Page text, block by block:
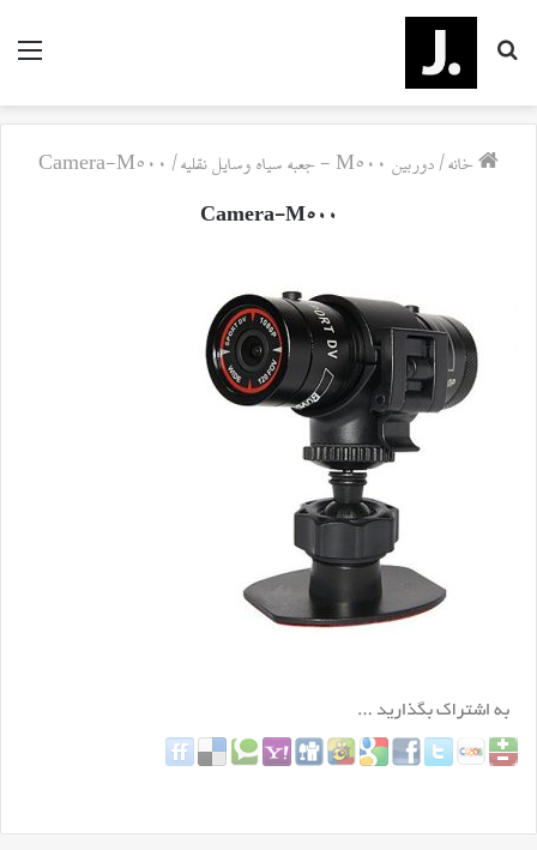
منو
برای
خانه / دوربین M500 - جعبه سیاه وسایل نقلیه /
Camera-M500
Camera-M500